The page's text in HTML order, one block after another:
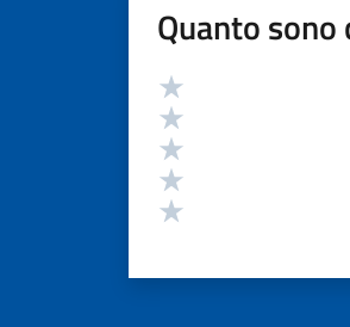
Quanto
Valutazione